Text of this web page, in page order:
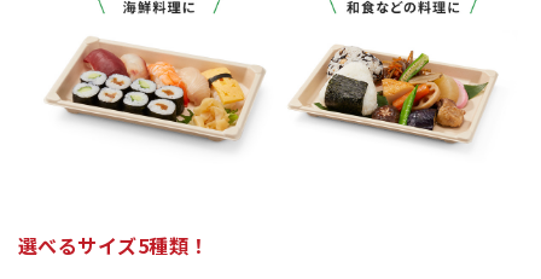
選べるサイズ5種類！